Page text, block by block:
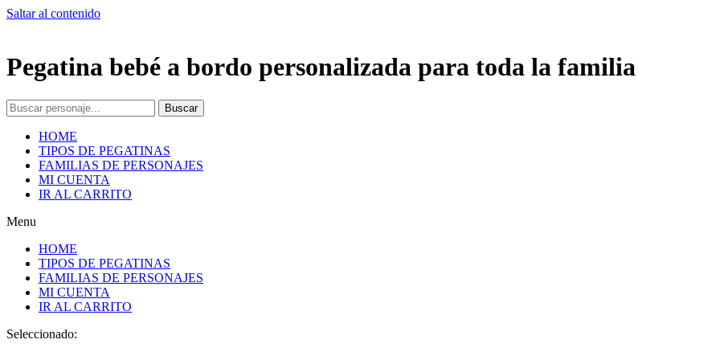
Saltar al contenido
Pegatina bebé a bordo personalizada para toda la familia
Buscar
HOME
TIPOS DE PEGATINAS
FAMILIAS DE PERSONAJES
MI CUENTA
IR AL CARRITO
Menu
HOME
TIPOS DE PEGATINAS
FAMILIAS DE PERSONAJES
MI CUENTA
IR AL CARRITO
Seleccionado: